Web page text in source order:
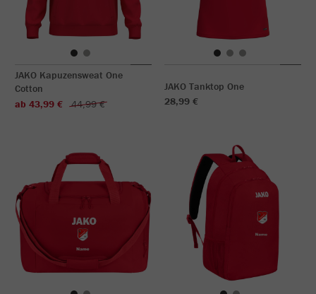
JAKO Kapuzensweat One
Cotton
ab 43,99 €
44,99 €
JAKO Tanktop One
28,99 €